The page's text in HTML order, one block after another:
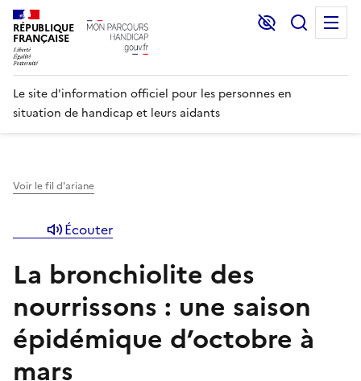
RÉPUBLIQUE
FRANÇAISE
Lecture et
Le site d'information officiel pour les personnes en
situation de handicap et leurs aidants
Voir le fil d'ariane
Écouter
La bronchiolite des
nourrissons : une saison
épidémique d’octobre à
mars